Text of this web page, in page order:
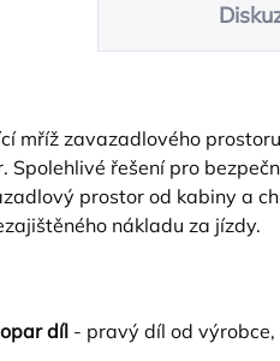
mříž zavazadlového
Spolehlivé řešení pro
prostor od kabiny a
nákladu za jízdy.
díl - pravý díl od